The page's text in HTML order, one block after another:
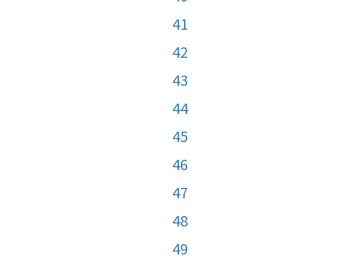
41
42
43
44
45
46
47
48
49